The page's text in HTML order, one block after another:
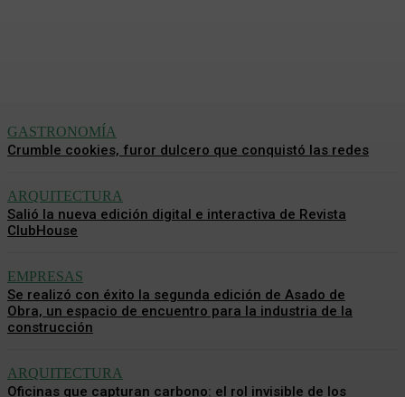
GASTRONOMÍA
Crumble cookies, furor dulcero que conquistó las redes
ARQUITECTURA
Salió la nueva edición digital e interactiva de Revista
ClubHouse
EMPRESAS
Se realizó con éxito la segunda edición de Asado de
Obra, un espacio de encuentro para la industria de la
construcción
ARQUITECTURA
Oficinas que capturan carbono: el rol invisible de los